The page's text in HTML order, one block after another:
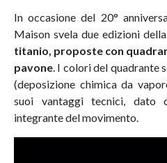
In occasione del 20°
Maison svela due edizioni della
titanio, proposte con
pavone. I colori del quadrante
(deposizione chimica da
suoi vantaggi tecnici, dato
integrante del movimento.